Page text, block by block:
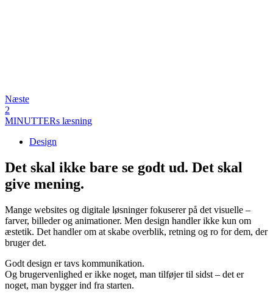
Næste
2
MINUTTERs læsning
Design
Det skal ikke bare se godt ud. Det skal
give mening.
Mange websites og digitale løsninger fokuserer på det visuelle –
farver, billeder og animationer. Men design handler ikke kun om
æstetik. Det handler om at skabe overblik, retning og ro for dem, der
bruger det.
Godt design er tavs kommunikation.
Og brugervenlighed er ikke noget, man tilføjer til sidst – det er
noget, man bygger ind fra starten.